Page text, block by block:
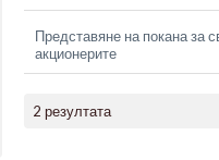
Представяне на покана за
акционерите
2 резултата